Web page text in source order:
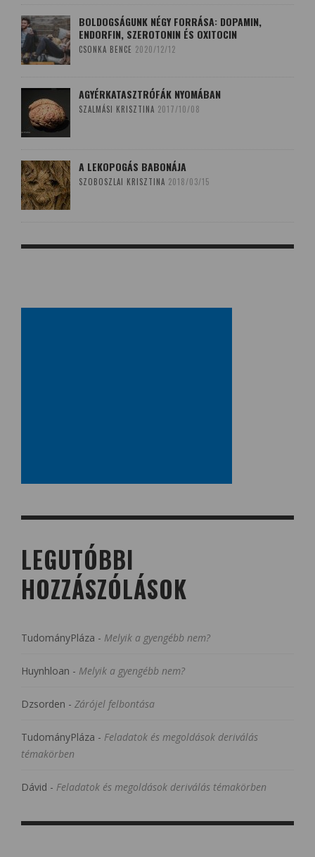
BOLDOGSÁGUNK NÉGY FORRÁSA: DOPAMIN,
ENDORFIN, SZEROTONIN ÉS OXITOCIN
CSONKA BENCE 2020/12/12
AGYÉRKATASZTRÓFÁK NYOMÁBAN
SZALMÁSI KRISZTINA 2017/10/08
A LEKOPOGÁS BABONÁJA
SZOBOSZLAI KRISZTINA 2018/03/15
LEGUTÓBBI
HOZZÁSZÓLÁSOK
TudományPláza - Melyik a gyengébb nem?
Huynhloan - Melyik a gyengébb nem?
Dzsorden - Zárójel felbontása
TudományPláza - Feladatok és megoldások deriválás
témakörben
Dávid - Feladatok és megoldások deriválás témakörben